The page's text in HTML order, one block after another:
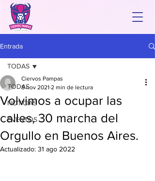
Entrada
TODAS
NOTICIAS
EVENTOS
TODAS
Volvimos a ocupar las
calles, 30 marcha del
Orgullo en Buenos Aires.
Ciervos Pampas
8 nov 2021 2 min de lectura
Actualizado: 31 ago 2022